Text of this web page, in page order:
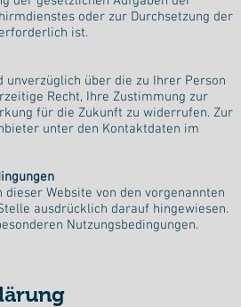
oder zur Durchsetzung der
ist.
unverzüglich über die zu Ihrer Person
Recht, Ihre Zustimmung zur
für die Zukunft zu widerrufen. Zur
unter den Kontaktdaten im
Website von den vorgenannten
ausdrücklich darauf hingewiesen.
Nutzungsbedingungen.